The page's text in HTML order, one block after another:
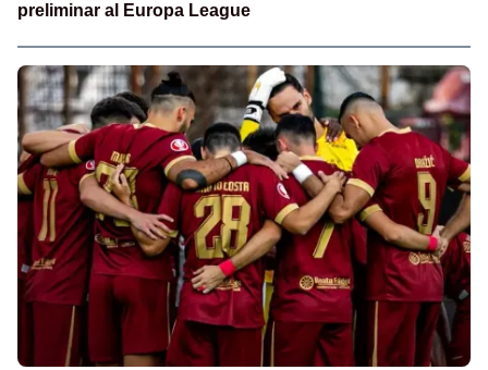
preliminar al Europa League